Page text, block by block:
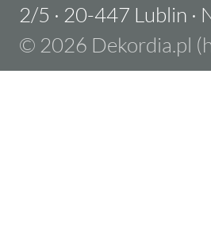
2/5 · 20-447 Lublin ·
© 2026 Dekordia.pl